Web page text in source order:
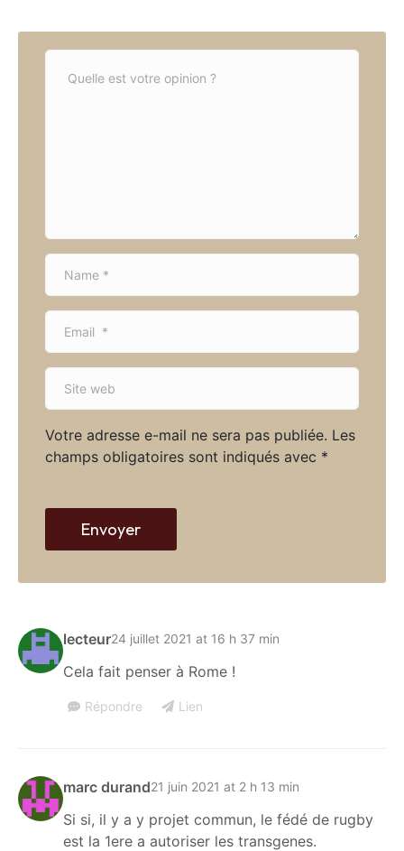
lecteur24 juillet 2021 at 16 h 37 min
Cela fait penser à Rome !
Répondre Lien
marc durand21 juin 2021 at 2 h 13 min
Si si, il y a y projet commun, le fédé de rugby
est la 1ere a autoriser les transgenes.
Votre adresse e-mail ne sera pas publiée. Les
champs obligatoires sont indiqués avec *
C
N
m
*
E
a
l
*
S
e
w
b
Envoyer